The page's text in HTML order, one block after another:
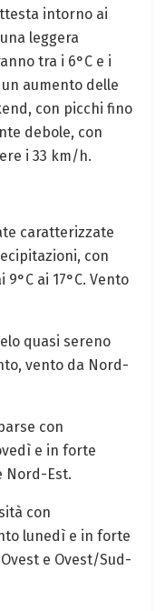
intorno ai
leggera
tra i 6°C e i
aumento delle
con picchi fino
debole, con
i 33 km/h.
caratterizzate
con
ai 17°C. Vento
quasi sereno
vento da Nord-
con
e in forte
Nord-Est.
con
lunedì e in forte
e Ovest/Sud-